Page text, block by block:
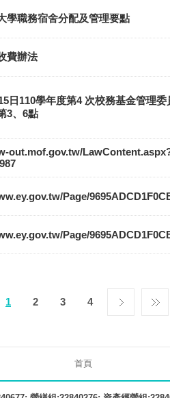
學職務宿舍分配及管理要點
費辦法
日110學年度第4 次校務基金管理委
3、6點
out.mof.gov.tw/
Page/
Page/
1 2 3 4
首頁